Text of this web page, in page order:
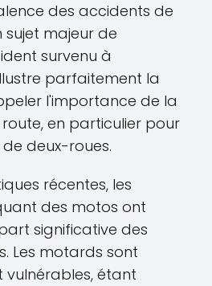
des accidents de
sujet majeur de
survenu à
parfaitement la
l'importance de la
en particulier pour
deux-roues.
récentes, les
des motos ont
significative des
Les motards sont
vulnérables, étant